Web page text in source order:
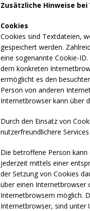
Zusätzliche Hinweise
Cookies
Cookies sind Textdateien,
gespeichert werden.
eine sogenannte Cookie-
dem konkreten
ermöglicht es den
Person von anderen
Internetbrowser kann über
Durch den Einsatz von
nutzerfreundlichere
Die betroffene Person
jederzeit mittels einer
der Setzung von Cookies
über einen Internetbrowser
Internetbrowsern möglich.
Internetbrowser, sind unter